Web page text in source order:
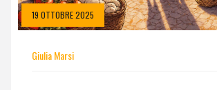
19 OTTOBRE 2025
Giulia Marsi